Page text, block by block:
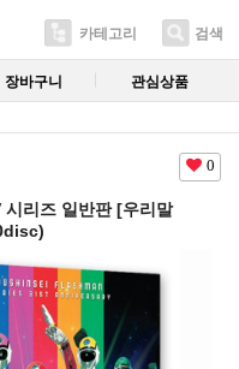
카테고리 검색
장바구니 관심상품
0
리즈 일반판 [우리말